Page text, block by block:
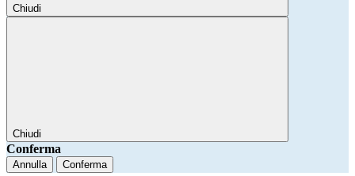
Chiudi
Chiudi
Conferma
Annulla Conferma